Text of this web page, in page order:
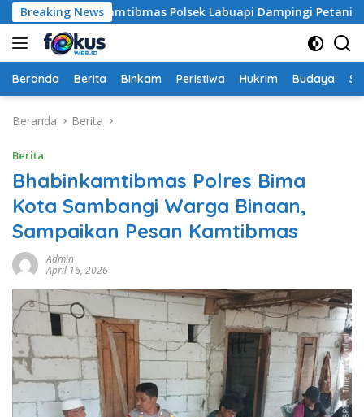
Langsung
ke
konten
Breaking News
Bhabinkamtibmas Polsek Labuapi Dampingi Petani Kuranji
Beranda Berita Binkam Peristiwa Hukrim Budaya
Beranda Berita
Berita
Bhabinkamtibmas Polres Bima
Kota Sambangi Warga Binaan,
Sampaikan Pesan Kamtibmas
Admin
April 16, 2026